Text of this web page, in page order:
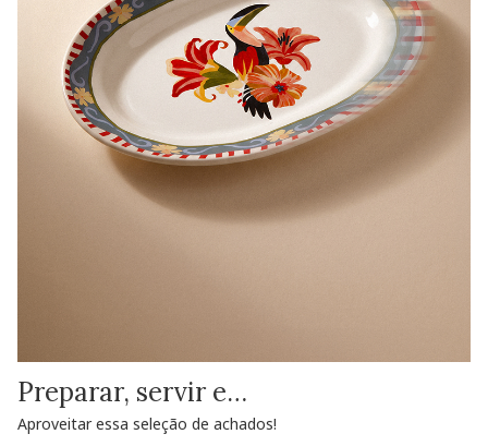
Preparar, servir e…
Aproveitar essa seleção de achados!